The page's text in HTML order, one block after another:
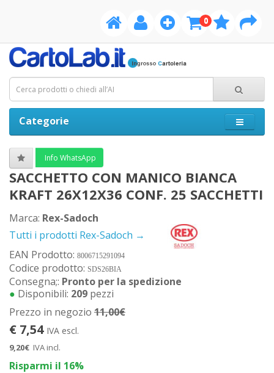
0
Categorie
Info WhatsApp
SACCHETTO CON MANICO BIANCA
KRAFT 26X12X36 CONF. 25 SACCHETTI
Marca: Rex-Sadoch
Tutti i prodotti Rex-Sadoch →
EAN Prodotto: 8006715291094
Codice prodotto: SDS26BIA
Consegna;: Pronto per la spedizione
● Disponibili: 209 pezzi
Prezzo in negozio 11,00€
€ 7,54 IVA escl.
9,20€ IVA incl.
Risparmi il 16%